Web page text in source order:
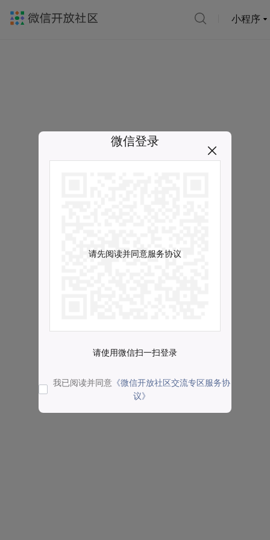
小程序
微信登录
请先阅读并同意服务协议
请使用微信扫一扫登录
我已阅读并同意 《微信开放社区交流专区服务协
议》